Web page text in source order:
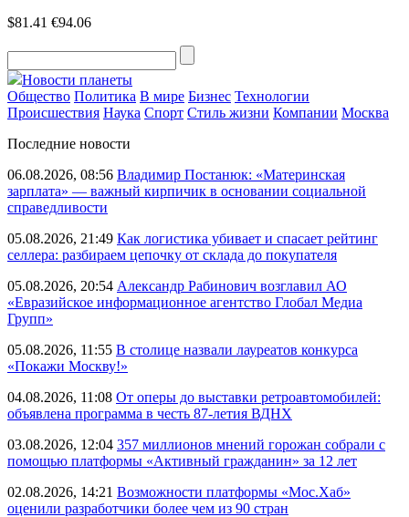
$81.41 €94.06
Новости планеты
Общество Политика В мире Бизнес Технологии
Происшествия Наука Спорт Стиль жизни Компании Москва
Последние новости
06.08.2026, 08:56 Владимир Постанюк: «Материнская
зарплата» — важный кирпичик в основании социальной
справедливости
05.08.2026, 21:49 Как логистика убивает и спасает рейтинг
селлера: разбираем цепочку от склада до покупателя
05.08.2026, 20:54 Александр Рабинович возглавил АО
«Евразийское информационное агентство Глобал Медиа
Групп»
05.08.2026, 11:55 В столице назвали лауреатов конкурса
«Покажи Москву!»
04.08.2026, 11:08 От оперы до выставки ретроавтомобилей:
объявлена программа в честь 87-летия ВДНХ
03.08.2026, 12:04 357 миллионов мнений горожан собрали с
помощью платформы «Активный гражданин» за 12 лет
02.08.2026, 14:21 Возможности платформы «Мос.Хаб»
оценили разработчики более чем из 90 стран